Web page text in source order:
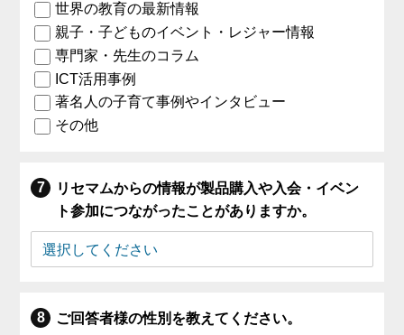
世界の教育の最新情報
親子・子どものイベント・レジャー情報
専門家・先生のコラム
ICT活用事例
著名人の子育て事例やインタビュー
その他
リセマムからの情報が製品購入や入会・イベン
ト参加につながったことがありますか。
ご回答者様の性別を教えてください。